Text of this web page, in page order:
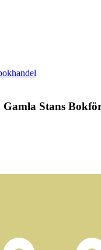
Stans